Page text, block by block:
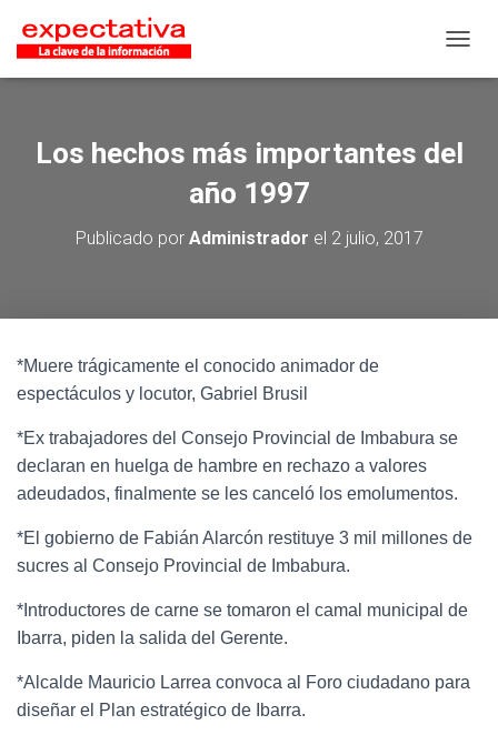
Los hechos más importantes del
año 1997
Publicado por Administrador el 2 julio, 2017
*Muere trágicamente el conocido animador de
espectáculos y locutor, Gabriel Brusil
*Ex trabajadores del Consejo Provincial de Imbabura se
declaran en huelga de hambre en rechazo a valores
adeudados, finalmente se les canceló los emolumentos.
*El gobierno de Fabián Alarcón restituye 3 mil millones de
sucres al Consejo Provincial de Imbabura.
*Introductores de carne se tomaron el camal municipal de
Ibarra, piden la salida del Gerente.
*Alcalde Mauricio Larrea convoca al Foro ciudadano para
diseñar el Plan estratégico de Ibarra.